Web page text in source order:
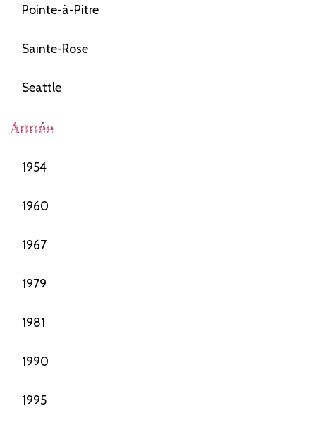
Pointe-à-Pitre
Sainte-Rose
Seattle
Année
1954
1960
1967
1979
1981
1990
1995